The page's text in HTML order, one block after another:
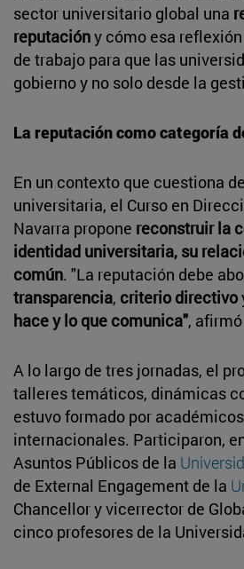
sector universitario global una
reputacióny cómo esa
de trabajo para que las
gobierno y no solo desde la
La reputación como categoría
En un contexto que cuestiona
universitaria, el Curso en
Navarra propone reconstruir la
identidad universitaria, su
común. "La reputación debe
transparencia, criterio directivo
hace y lo que comunica",
A lo largo de tres jornadas, el
talleres temáticos, dinámicas
estuvo formado por
internacionales. Participaron,
Asuntos Públicos de la
de External Engagement de la
Chancellor y vicerrector de
cinco profesores de la